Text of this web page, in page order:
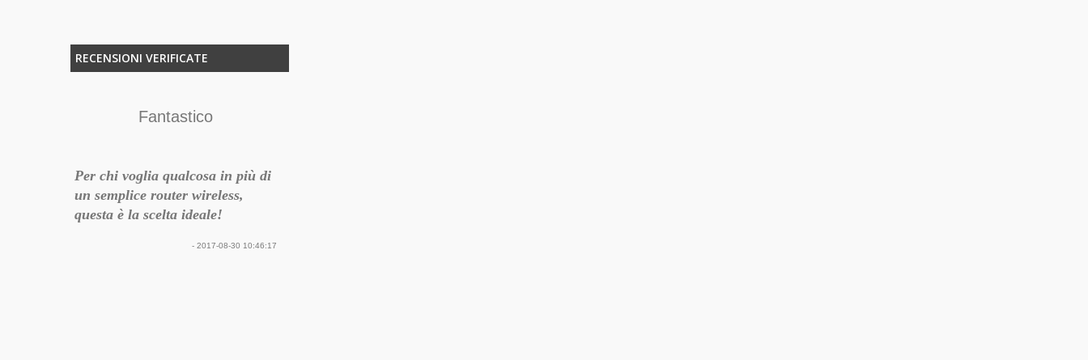
RECENSIONI VERIFICATE
Fantastico
Per chi voglia qualcosa in più di
un semplice router wireless,
questa è la scelta ideale!
- 2017-08-30 10:46:17